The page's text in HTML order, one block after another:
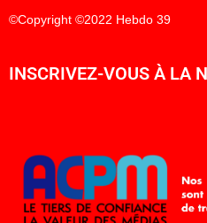
©Copyright ©2022 Hebdo 39
INSCRIVEZ-VOUS À LA